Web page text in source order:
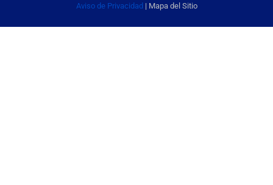
Aviso de Privacidad | Mapa del Sitio